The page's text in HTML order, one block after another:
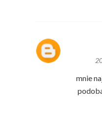
mnie